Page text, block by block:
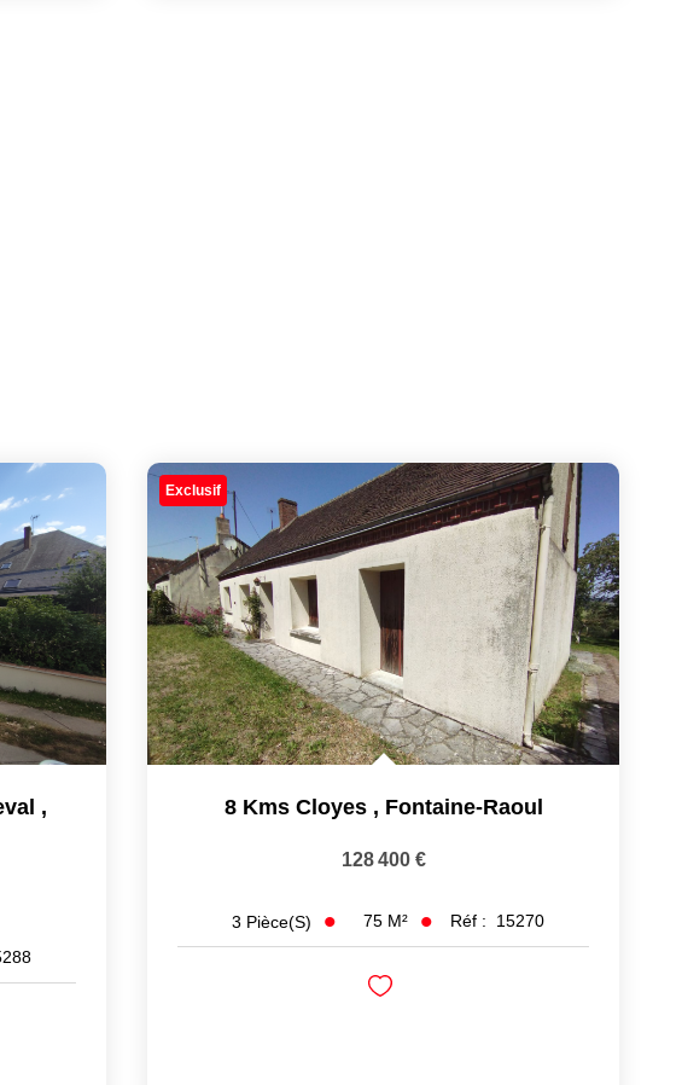
,
Exclusif
8 Kms Cloyes , Fontaine-Raoul
128 400 €
3 Pièce(s) 75 M² Réf : 15270